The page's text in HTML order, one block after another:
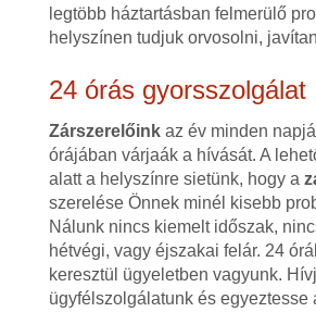
legtöbb háztartásban felmerülő
helyszínen tudjuk orvosolni,
24 órás gyorsszolgálat
Zárszerelőinkaz év minden
órájában várjaák a hívását. A
alatt a helyszínre sietünk, hogy a
szerelése Önnek minél kisebb
Nálunk nincs kiemelt időszak,
hétvégi, vagy éjszakai felár. 24
keresztül ügyeletben vagyunk.
ügyfélszolgálatunk és egyeztesse